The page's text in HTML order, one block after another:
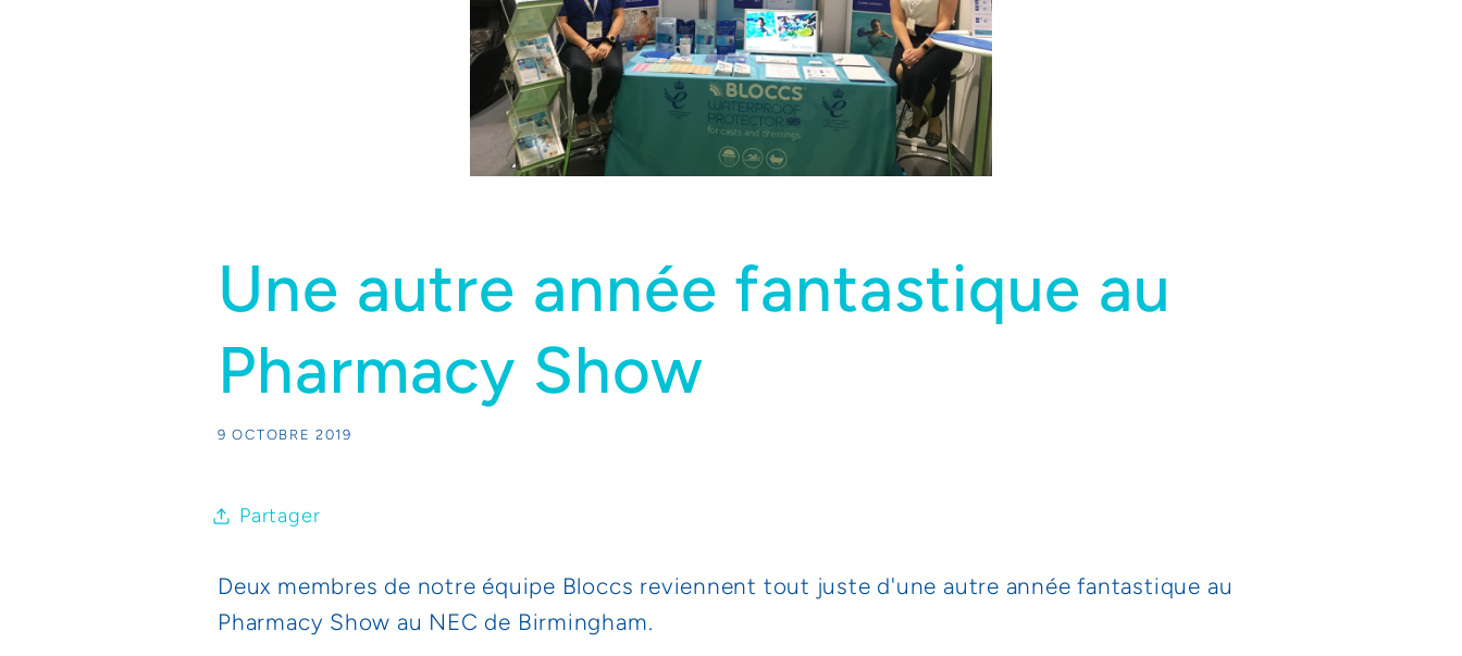
Une autre année fantastique au
Pharmacy Show
9 OCTOBRE 2019
Partager
Deux membres de notre équipe Bloccs reviennent tout juste d'une autre année fantastique au
Pharmacy Show au NEC de Birmingham.